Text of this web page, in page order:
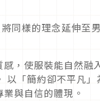
同樣的理念延伸至
，使服裝能自然
以「簡約卻不平凡
與自信的體現。